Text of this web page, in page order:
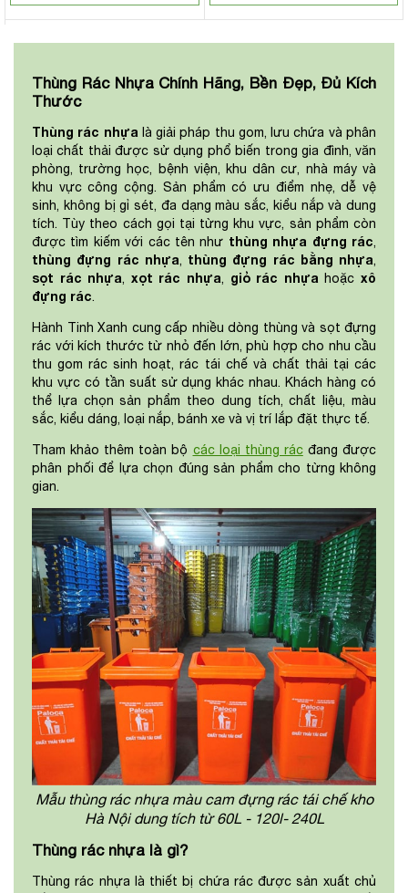
Thùng Rác Nhựa Chính Hãng, Bền Đẹp, Đủ Kích
Thước
Thùng rác nhựa là giải pháp thu gom, lưu chứa và phân
loại chất thải được sử dụng phổ biến trong gia đình, văn
phòng, trường học, bệnh viện, khu dân cư, nhà máy và
khu vực công cộng. Sản phẩm có ưu điểm nhẹ, dễ vệ
sinh, không bị gỉ sét, đa dạng màu sắc, kiểu nắp và dung
tích. Tùy theo cách gọi tại từng khu vực, sản phẩm còn
được tìm kiếm với các tên như thùng nhựa đựng rác,
thùng đựng rác nhựa, thùng đựng rác bằng nhựa,
sọt rác nhựa, xọt rác nhựa, giỏ rác nhựa hoặcxô
đựng rác.
Hành Tinh Xanh cung cấp nhiều dòng thùng và sọt đựng
rác với kích thước từ nhỏ đến lớn, phù hợp cho nhu cầu
thu gom rác sinh hoạt, rác tái chế và chất thải tại các
khu vực có tần suất sử dụng khác nhau. Khách hàng có
thể lựa chọn sản phẩm theo dung tích, chất liệu, màu
sắc, kiểu dáng, loại nắp, bánh xe và vị trí lắp đặt thực tế.
Tham khảo thêm toàn bộ các loại thùng rácđang được
phân phối để lựa chọn đúng sản phẩm cho từng không
gian.
Mẫu thùng rác nhựa màu cam đựng rác tái chế kho
Hà Nội dung tích từ 60L - 120l- 240L
Thùng rác nhựa là gì?
Thùng rác nhựa là thiết bị chứa rác được sản xuất chủ